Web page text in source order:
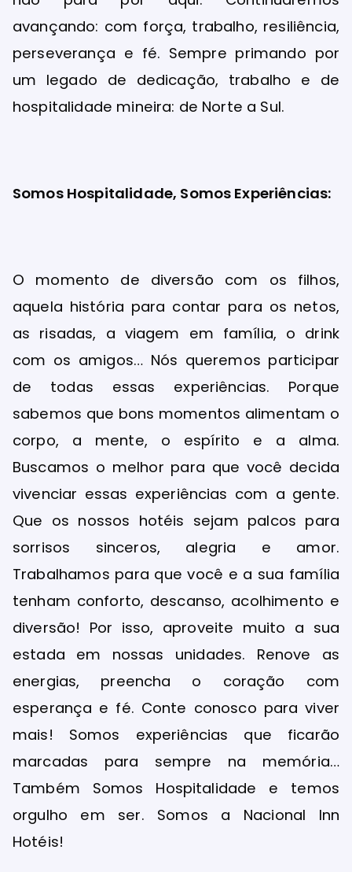
avançando: com força, trabalho, resiliência,
perseverança e fé. Sempre primando por
um legado de dedicação, trabalho e de
hospitalidade mineira: de Norte a Sul.
Somos Hospitalidade, Somos Experiências:
O momento de diversão com os filhos,
aquela história para contar para os netos,
as risadas, a viagem em família, o drink
com os amigos… Nós queremos participar
de todas essas experiências. Porque
sabemos que bons momentos alimentam o
corpo, a mente, o espírito e a alma.
Buscamos o melhor para que você decida
vivenciar essas experiências com a gente.
Que os nossos hotéis sejam palcos para
sorrisos sinceros, alegria e amor.
Trabalhamos para que você e a sua família
tenham conforto, descanso, acolhimento e
diversão! Por isso, aproveite muito a sua
estada em nossas unidades. Renove as
energias, preencha o coração com
esperança e fé. Conte conosco para viver
mais! Somos experiências que ficarão
marcadas para sempre na memória…
Também Somos Hospitalidade e temos
orgulho em ser. Somos a Nacional Inn
Hotéis!